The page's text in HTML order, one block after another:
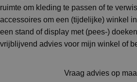
ruimte om kleding te passen of te
accessoires om een (tijdelijke) winkel
een stand of display met (pees-) doeken
vrijblijvend advies voor mijn winkel of
Vraag advies op